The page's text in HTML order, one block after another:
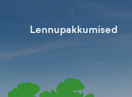
Lennupakkumised